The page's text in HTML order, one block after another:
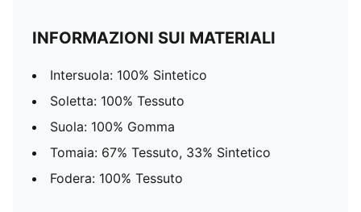
INFORMAZIONI SUI MATERIALI
Intersuola: 100% Sintetico
Soletta: 100% Tessuto
Suola: 100% Gomma
Tomaia: 67% Tessuto, 33% Sintetico
Fodera: 100% Tessuto